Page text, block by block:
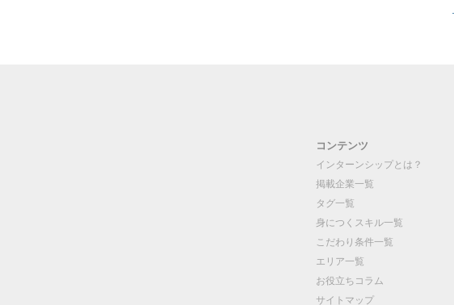
コンテンツ
インターンシップとは？
掲載企業一覧
タグ一覧
身につくスキル一覧
こだわり条件一覧
エリア一覧
お役立ちコラム
サイトマップ